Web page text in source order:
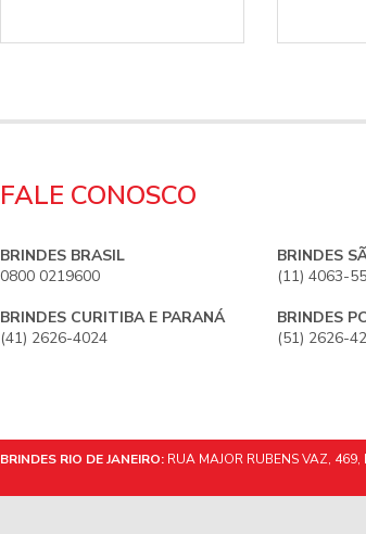
FALE CONOSCO
BRINDES BRASIL
0800 0219600
BRINDES CURITIBA E PARANÁ
(41) 2626-4024
BRINDES
(11) 4063-
BRINDES
(51) 2626-
BRINDES RIO DE JANEIRO: RUA MAJOR RUBENS VAZ, 469,